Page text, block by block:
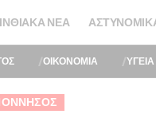
ΝΈΑ
ΟΙΚΟΝΟΜΙΑ ΥΓΕΙΑ